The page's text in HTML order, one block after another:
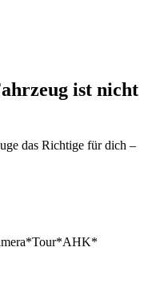
ist nicht
das Richtige für dich –